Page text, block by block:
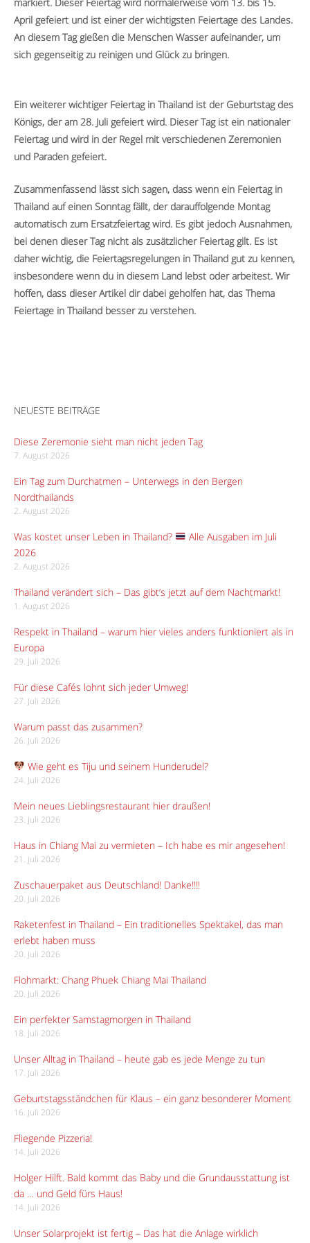
markiert. Dieser Feiertag wird normalerweise vom 13. bis 15.
April gefeiert und ist einer der wichtigsten Feiertage des Landes.
An diesem Tag gießen die Menschen Wasser aufeinander, um
sich gegenseitig zu reinigen und Glück zu bringen.
Ein weiterer wichtiger Feiertag in Thailand ist der Geburtstag des
Königs, der am 28. Juli gefeiert wird. Dieser Tag ist ein nationaler
Feiertag und wird in der Regel mit verschiedenen Zeremonien
und Paraden gefeiert.
Zusammenfassend lässt sich sagen, dass wenn ein Feiertag in
Thailand auf einen Sonntag fällt, der darauffolgende Montag
automatisch zum Ersatzfeiertag wird. Es gibt jedoch Ausnahmen,
bei denen dieser Tag nicht als zusätzlicher Feiertag gilt. Es ist
daher wichtig, die Feiertagsregelungen in Thailand gut zu kennen,
insbesondere wenn du in diesem Land lebst oder arbeitest. Wir
hoffen, dass dieser Artikel dir dabei geholfen hat, das Thema
Feiertage in Thailand besser zu verstehen.
NEUESTE BEITRÄGE
Diese Zeremonie sieht man nicht jeden Tag
7. August 2026
Ein Tag zum Durchatmen – Unterwegs in den Bergen
Nordthailands
2. August 2026
Was kostet unser Leben in Thailand?
Alle Ausgaben im Juli
2026
2. August 2026
Thailand verändert sich – Das gibt’s jetzt auf dem Nachtmarkt!
1. August 2026
Respekt in Thailand – warum hier vieles anders funktioniert als in
Europa
29. Juli 2026
Für diese Cafés lohnt sich jeder Umweg!
27. Juli 2026
Warum passt das zusammen?
26. Juli 2026
Wie geht es Tiju und seinem Hunderudel?
24. Juli 2026
Mein neues Lieblingsrestaurant hier draußen!
23. Juli 2026
Haus in Chiang Mai zu vermieten – Ich habe es mir angesehen!
21. Juli 2026
Zuschauerpaket aus Deutschland! Danke!!!!
20. Juli 2026
Raketenfest in Thailand – Ein traditionelles Spektakel, das man
erlebt haben muss
20. Juli 2026
Flohmarkt: Chang Phuek Chiang Mai Thailand
20. Juli 2026
Ein perfekter Samstagmorgen in Thailand
18. Juli 2026
Unser Alltag in Thailand – heute gab es jede Menge zu tun
17. Juli 2026
Geburtstagsständchen für Klaus – ein ganz besonderer Moment
16. Juli 2026
Fliegende Pizzeria!
14. Juli 2026
Holger Hilft. Bald kommt das Baby und die Grundausstattung ist
da … und Geld fürs Haus!
14. Juli 2026
Unser Solarprojekt ist fertig – Das hat die Anlage wirklich